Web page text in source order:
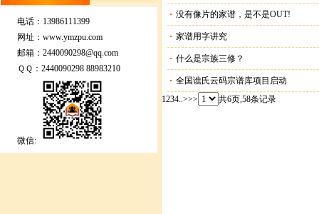
电话：13986111399
网址： www.ymzpu.com
邮箱： 2440090298@qq.com
ＱＱ： 2440090298 88983210
微信:
没有像片的家谱，是不是OUT!
家谱用字讲究
什么是宗族三修？
全国谯氏云码宗谱库项目启动
1234..>>> 共6页,58条记录